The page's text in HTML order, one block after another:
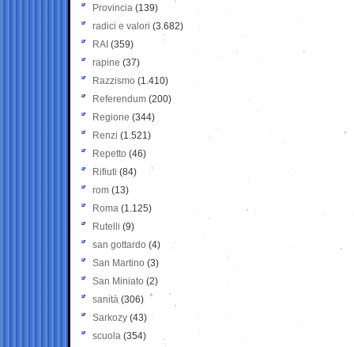
Provincia (139)
radici e valori (3.682)
RAI (359)
rapine (37)
Razzismo (1.410)
Referendum (200)
Regione (344)
Renzi (1.521)
Repetto (46)
Rifiuti (84)
rom (13)
Roma (1.125)
Rutelli (9)
san gottardo (4)
San Martino (3)
San Miniato (2)
sanità (306)
Sarkozy (43)
scuola (354)